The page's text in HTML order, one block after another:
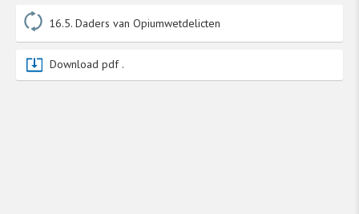
16.5. Daders van Opiumwetdelicten
Download pdf .